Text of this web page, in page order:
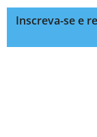
Inscreva-se e